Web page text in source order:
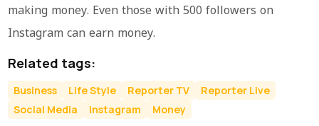
making money. Even those with 500 followers on
Instagram can earn money.
Related tags:
Business Life Style Reporter TV
Reporter Live
Social Media
Instagram Money